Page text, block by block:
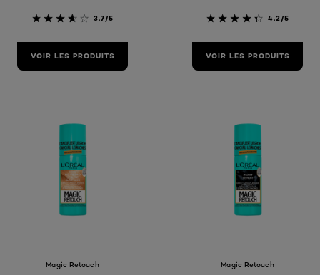
3.7/5
VOIR LES PRODUITS
4.2/5
VOIR LES PRODUITS
Magic Retouch Magic Retouch